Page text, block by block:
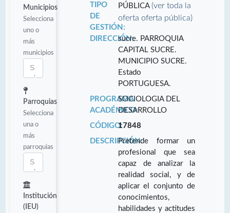
Municipios
Selecciona
uno o
más
municipios
Parroquias
Selecciona
una o
más
parroquias
Institución
(IEU)
TIPO
DE
GESTIÓN:
PÚBLICA(ver toda la
oferta oferta pública)
DIRECCIÓN:sucre. PARROQUIA
CAPITAL SUCRE.
MUNICIPIO SUCRE.
Estado
PORTUGUESA.
PROGRAMA
ACADÉMICO:
SOCIOLOGIA DEL
DESARROLLO
CÓDIGO:17848
DESCRIPCIÓN:Pretende formar un
profesional que sea
capaz de analizar la
realidad social, y de
aplicar el conjunto de
conocimientos,
habilidades y actitudes